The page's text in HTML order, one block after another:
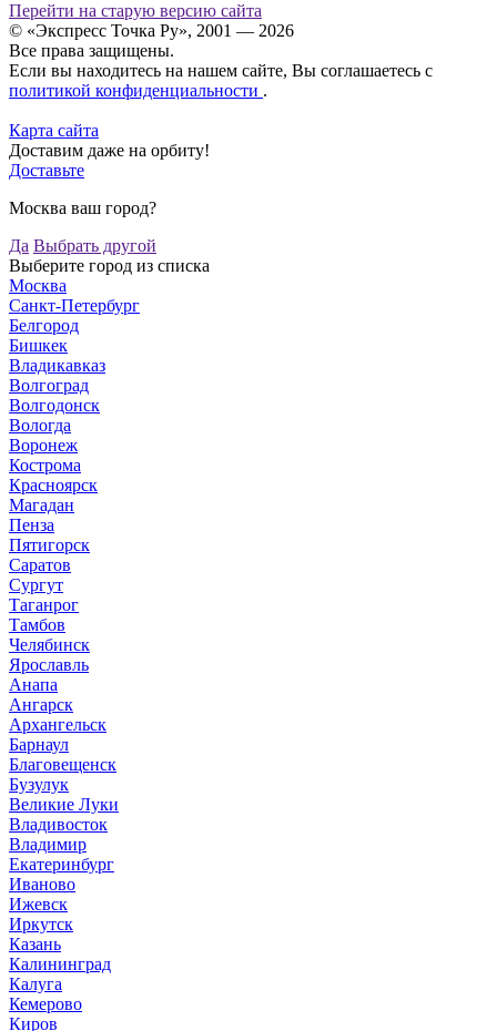
Перейти на старую версию сайта
© «Экспресс Точка Ру», 2001 — 2026
Все права защищены.
Если вы находитесь на нашем сайте, Вы соглашаетесь с
политикой конфиденциальности .
Карта сайта
Доставим даже на орбиту!
Доставьте
Москва ваш город?
Да Выбрать другой
Выберите город из списка
Москва
Санкт-Петербург
Белгород
Бишкек
Владикавказ
Волгоград
Волгодонск
Вологда
Воронеж
Кострома
Красноярск
Магадан
Пенза
Пятигорск
Саратов
Сургут
Таганрог
Тамбов
Челябинск
Ярославль
Анапа
Ангарск
Архангельск
Барнаул
Благовещенск
Бузулук
Великие Луки
Владивосток
Владимир
Екатеринбург
Иваново
Ижевск
Иркутск
Казань
Калининград
Калуга
Кемерово
Киров